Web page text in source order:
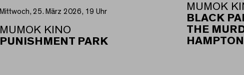
Mittwoch, 25. März 2026, 19 Uhr
MUMOK KINO
PUNISHMENT PARK
MUMOK
BLACK
THE
HAMPTON